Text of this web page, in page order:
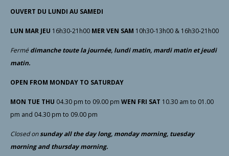
OUVERT DU LUNDI AU SAMEDI
LUN MAR JEU 16h30-21h00 MER VEN SAM 10h30-13h00 & 16h30-21h00
Fermé dimanche toute la journée, lundi matin, mardi matin et jeudi
matin.
OPEN FROM MONDAY TO SATURDAY
MON TUE THU 04.30 pm to 09.00 pm WEN FRI SAT 10.30 am to 01.00
pm and 04.30 pm to 09.00 pm
Closedonsunday all the day long, monday morning, tuesday
morning and thursday morning.